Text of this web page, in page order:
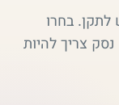
לתקן. בחרו
צריך להיות